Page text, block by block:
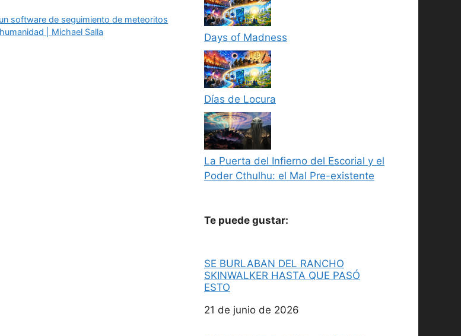
software de seguimiento de meteoritos
| Michael Salla
Days of Madness
Días de Locura
La Puerta del Infierno del Escorial y el
Poder Cthulhu: el Mal Pre-existente
Te puede gustar:
SE BURLABAN DEL RANCHO
SKINWALKER HASTA QUE PASÓ
ESTO
Fecha
21 de junio de 2026